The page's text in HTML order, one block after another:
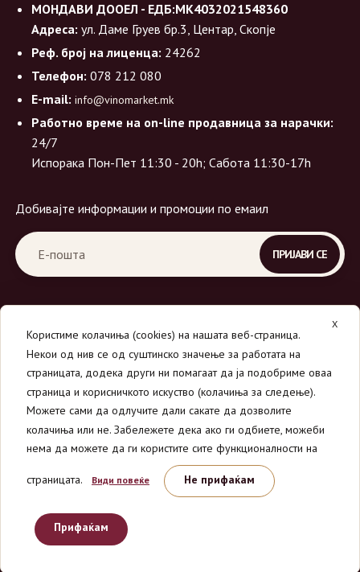
МОНДАВИ ДООЕЛ - ЕДБ:МК4032021548360
Адреса: ул. Даме Груев бр.3, Центар, Скопје
Реф. број на лиценца: 24262
Телефон: 078 212 080
E-mail: info@vinomarket.mk
Работно време на on-line продавница за нарачки:
24/7
Испорака Пон-Пет 11:30 - 20h; Сабота 11:30-17h
Добивајте информации и промоции по емаил
© 2026Вино Маркет - МОНДАВИ ДООЕЛ.
Сите права се задржани.
X
Користиме колачиња (cookies) на нашата веб-страница.
Некои од нив се од суштинско значење за работата на
страницата, додека други ни помагаат да ја подобриме оваа
страница и корисничкото искуство (колачиња за следење).
Можете сами да одлучите дали сакате да дозволите
колачиња или не. Забележете дека ако ги одбиете, можеби
нема да можете да ги користите сите функционалности на
страницата. Види повеќе Не прифаќам
Прифаќам